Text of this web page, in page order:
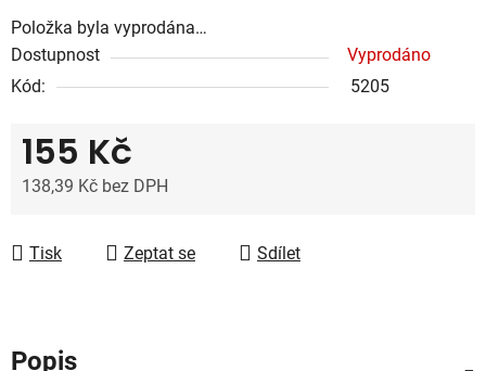
Položka byla vyprodána…
Dostupnost
Vyprodáno
Kód:
5205
155 Kč
138,39 Kč bez DPH
Tisk
Zeptat se Sdílet
Popis